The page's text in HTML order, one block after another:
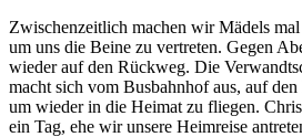
Zwischenzeitlich machen wir Mädels mal
um uns die Beine zu vertreten. Gegen
wieder auf den Rückweg. Die
macht sich vom Busbahnhof aus, auf
um wieder in die Heimat zu fliegen.
ein Tag, ehe wir unsere Heimreise